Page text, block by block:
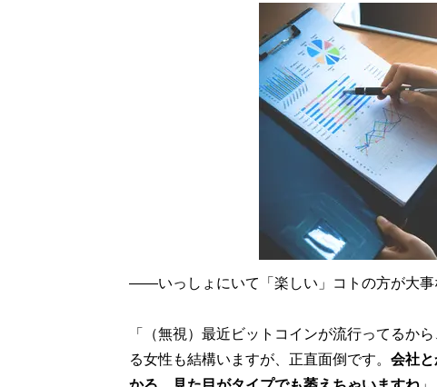
――いっしょにいて「楽しい」コトの方が大事
「（無視）最近ビットコインが流行ってるか
る女性も結構いますが、正直面倒です。 会社